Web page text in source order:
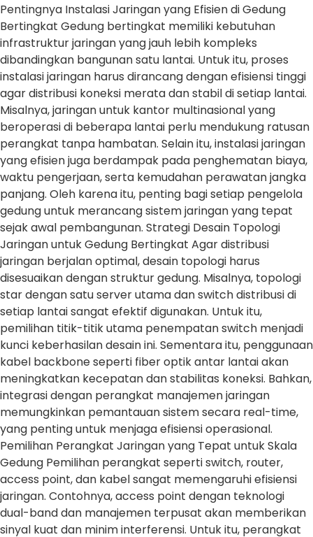
Pentingnya Instalasi Jaringan yang Efisien di Gedung
Bertingkat Gedung bertingkat memiliki kebutuhan
infrastruktur jaringan yang jauh lebih kompleks
dibandingkan bangunan satu lantai. Untuk itu, proses
instalasi jaringan harus dirancang dengan efisiensi tinggi
agar distribusi koneksi merata dan stabil di setiap lantai.
Misalnya, jaringan untuk kantor multinasional yang
beroperasi di beberapa lantai perlu mendukung ratusan
perangkat tanpa hambatan. Selain itu, instalasi jaringan
yang efisien juga berdampak pada penghematan biaya,
waktu pengerjaan, serta kemudahan perawatan jangka
panjang. Oleh karena itu, penting bagi setiap pengelola
gedung untuk merancang sistem jaringan yang tepat
sejak awal pembangunan. Strategi Desain Topologi
Jaringan untuk Gedung Bertingkat Agar distribusi
jaringan berjalan optimal, desain topologi harus
disesuaikan dengan struktur gedung. Misalnya, topologi
star dengan satu server utama dan switch distribusi di
setiap lantai sangat efektif digunakan. Untuk itu,
pemilihan titik-titik utama penempatan switch menjadi
kunci keberhasilan desain ini. Sementara itu, penggunaan
kabel backbone seperti fiber optik antar lantai akan
meningkatkan kecepatan dan stabilitas koneksi. Bahkan,
integrasi dengan perangkat manajemen jaringan
memungkinkan pemantauan sistem secara real-time,
yang penting untuk menjaga efisiensi operasional.
Pemilihan Perangkat Jaringan yang Tepat untuk Skala
Gedung Pemilihan perangkat seperti switch, router,
access point, dan kabel sangat memengaruhi efisiensi
jaringan. Contohnya, access point dengan teknologi
dual-band dan manajemen terpusat akan memberikan
sinyal kuat dan minim interferensi. Untuk itu, perangkat